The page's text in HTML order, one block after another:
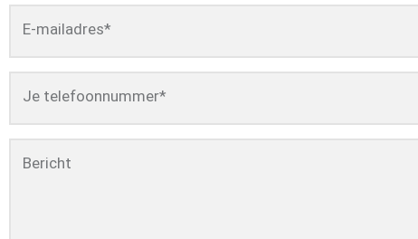
E-mailadres*
Je telefoonnummer*
Bericht